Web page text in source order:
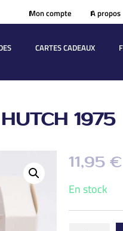
Mon compte A propos
CARTES CADEAUX
1975
11,95€
En stock